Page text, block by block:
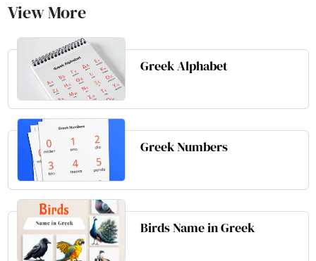
View More
Greek Alphabet
Greek Numbers
Birds Name in Greek